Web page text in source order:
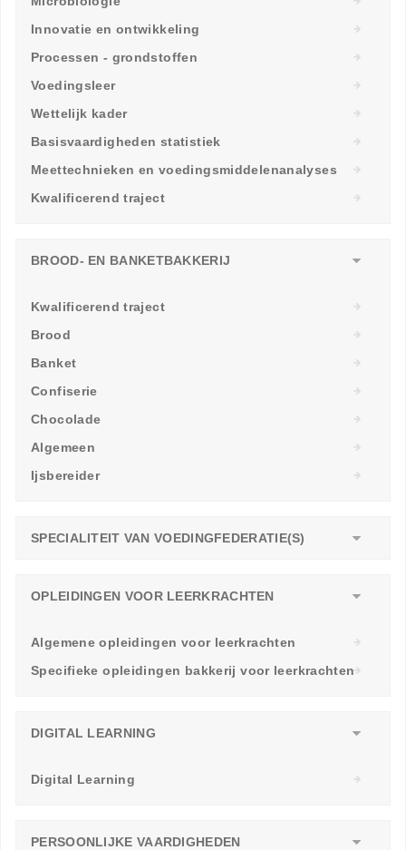
Innovatie en ontwikkeling
Processen - grondstoffen
Voedingsleer
Wettelijk kader
Basisvaardigheden statistiek
Meettechnieken en voedingsmiddelenanalyses
Kwalificerend traject
BROOD- EN BANKETBAKKERIJ
Kwalificerend traject
Brood
Banket
Confiserie
Chocolade
Algemeen
Ijsbereider
SPECIALITEIT VAN VOEDINGFEDERATIE(S)
OPLEIDINGEN VOOR LEERKRACHTEN
Algemene opleidingen voor leerkrachten
Specifieke opleidingen bakkerij voor leerkrachten
DIGITAL LEARNING
Digital Learning
PERSOONLIJKE VAARDIGHEDEN